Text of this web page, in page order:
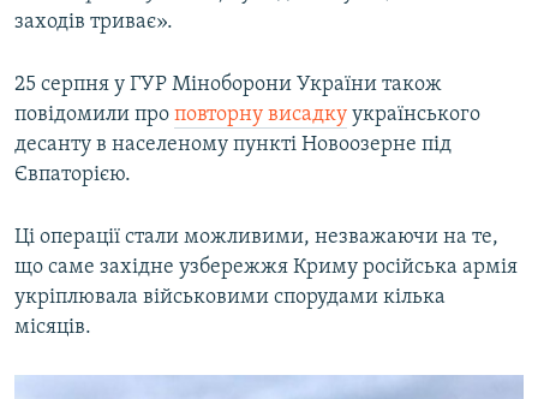
заходів триває».
25 серпня у ГУР Міноборони України також
повідомили про повторну висадку українського
десанту в населеному пункті Новоозерне під
Євпаторією.
Ці операції стали можливими, незважаючи на те,
що саме західне узбережжя Криму російська армія
укріплювала військовими спорудами кілька
місяців.